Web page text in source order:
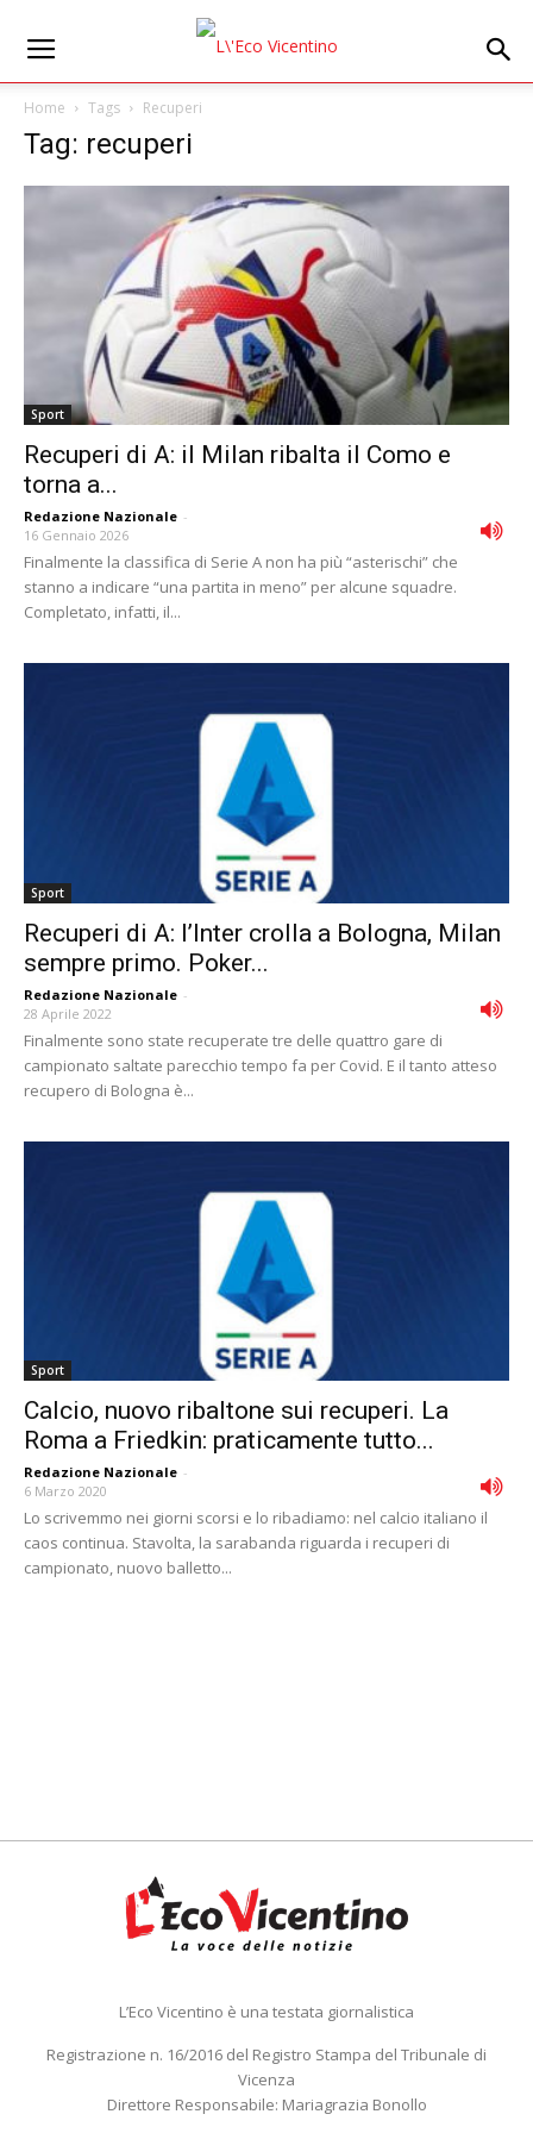
Home Tags Recuperi
Tag: recuperi
Sport
Recuperi di A: il Milan ribalta il Como e
torna a...
Redazione Nazionale -
16 Gennaio 2026
Finalmente la classifica di Serie A non ha più “asterischi” che
stanno a indicare “una partita in meno” per alcune squadre.
Completato, infatti, il...
Sport
Recuperi di A: l’Inter crolla a Bologna, Milan
sempre primo. Poker...
Redazione Nazionale -
28 Aprile 2022
Finalmente sono state recuperate tre delle quattro gare di
campionato saltate parecchio tempo fa per Covid. E il tanto atteso
recupero di Bologna è...
Sport
Calcio, nuovo ribaltone sui recuperi. La
Roma a Friedkin: praticamente tutto...
Redazione Nazionale -
6 Marzo 2020
Lo scrivemmo nei giorni scorsi e lo ribadiamo: nel calcio italiano il
caos continua. Stavolta, la sarabanda riguarda i recuperi di
campionato, nuovo balletto...
L’Eco Vicentino è una testata giornalistica
Registrazione n. 16/2016 del Registro Stampa del Tribunale di
Vicenza
Direttore Responsabile: Mariagrazia Bonollo